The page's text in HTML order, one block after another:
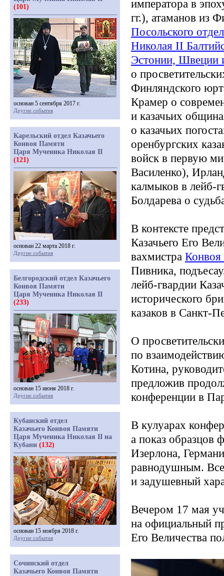
императора в
гг.), атаманов из
Посольского
Николая II
Эстонии, Швеции
о
Финляндского
Крамер о
и казачьих
о казачьих
оренбургских
войск в первую
Василенко),
калмыков в лейб-
Болдарева о
В контексте
Казачьего Его
вахмистра Конвоя
Пивника,
лейб-гвардии
исторического
казаков в Санкт-
О
по
Котина,
предложив
конференции в
В кулуарах
а показ образцов
Изерлона,
равнодушным. Все
и задушевный
Вечером 17 мая
на официальный
Его Величества
(101)
основан 5 сентября 2017 г.
Другие события
Карельский отдел Казачьего
Конвоя Памяти
Царя Мученика Николая II
(121)
основан 22 марта 2018 г.
Другие события
Белгородский отдел Казачьего
Конвоя Памяти
Царя Мученика Николая II
(233)
основан 15 июня 2018 г.
Другие события
Кубанский отдел
Казачьего Конвоя Памяти
Царя Мученика Николая II на
Кубани (132)
основан 15 ноября 2018 г.
Другие события
Сочинский отдел
Казачьего Конвоя Памяти